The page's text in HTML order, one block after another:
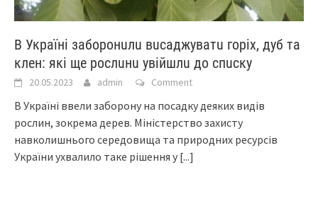
В Україні заборонuлu вuсаджуватu горіх, дуб та
клен: які ще рослuнu увійшлu до спuску
20.05.2023 admin Comment
В Україні ввели заборону на посадку деяких видів
рослин, зокрема дерев. Міністерство захисту
навколишнього середовища та природних ресурсів
України ухвалило таке рішення у [...]